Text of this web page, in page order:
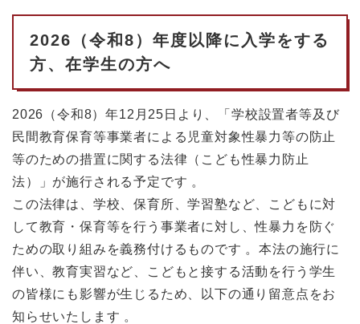
2026（令和8）年度以降に入学をする
方、在学生の方へ
2026（令和8）年12月25日より、「学校設置者等及び
民間教育保育等事業者による児童対象性暴力等の防止
等のための措置に関する法律（こども性暴力防止
法）」が施行される予定です 。
この法律は、学校、保育所、学習塾など、こどもに対
して教育・保育等を行う事業者に対し、性暴力を防ぐ
ための取り組みを義務付けるものです 。本法の施行に
伴い、教育実習など、こどもと接する活動を行う学生
の皆様にも影響が生じるため、以下の通り留意点をお
知らせいたします 。